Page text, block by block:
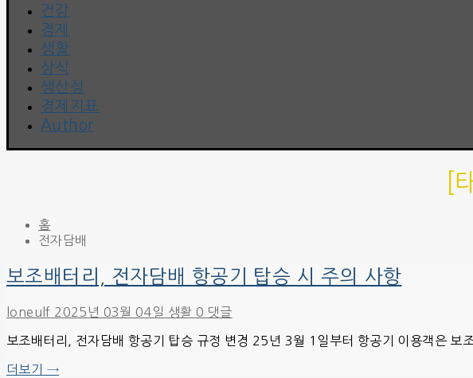
건강
경제
생활
상식
생산성
경제지표
Author
[
홈
전자담배
보조배터리, 전자담배 항공기 탑승 시 주의 사항
loneulf 2025년 03월 04일 생활 0 댓글
보조배터리, 전자담배 항공기 탑승 규정 변경 25년 3월 1일부터 항공기 이용객은
더보기 →